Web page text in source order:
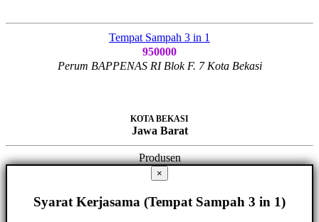
Tempat Sampah 3 in 1
950000
Perum BAPPENAS RI Blok F. 7 Kota Bekasi
KOTA BEKASI
Jawa Barat
Produsen
×
Syarat Kerjasama (Tempat Sampah 3 in 1)